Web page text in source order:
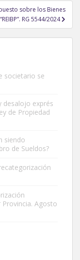
sobre los Bienes
RG 5544/2024
societario se
desalojo exprés
de Propiedad
siendo
de Sueldos?
Agosto